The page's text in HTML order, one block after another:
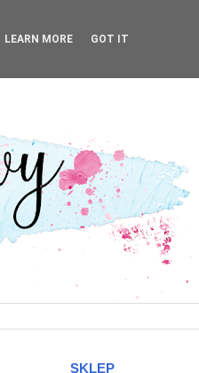
SKLEP
LEARN MORE GOT IT